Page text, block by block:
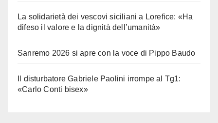
La solidarietà dei vescovi siciliani a Lorefice: «Ha
difeso il valore e la dignità dell’umanità»
Sanremo 2026 si apre con la voce di Pippo Baudo
Il disturbatore Gabriele Paolini irrompe al Tg1:
«Carlo Conti bisex»